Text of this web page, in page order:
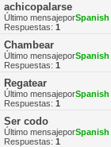
achicopalarse
Último mensajeporSpanish
Respuestas: 1
Chambear
Último mensajeporSpanish
Respuestas: 1
Regatear
Último mensajeporSpanish
Respuestas: 1
Ser codo
Último mensajeporSpanish
Respuestas: 1